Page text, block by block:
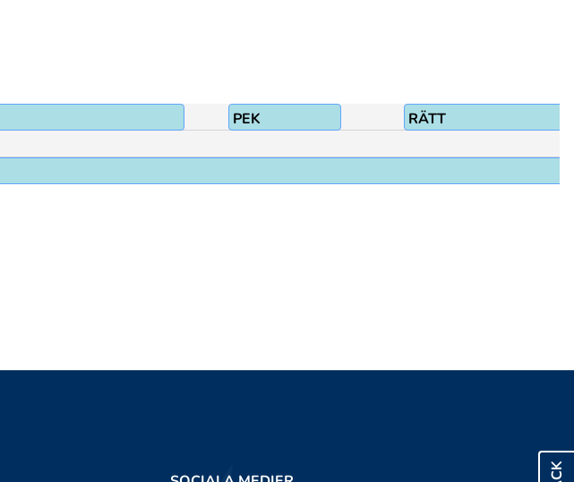
PEK RÄTT